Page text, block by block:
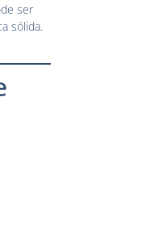
ser
sólida.